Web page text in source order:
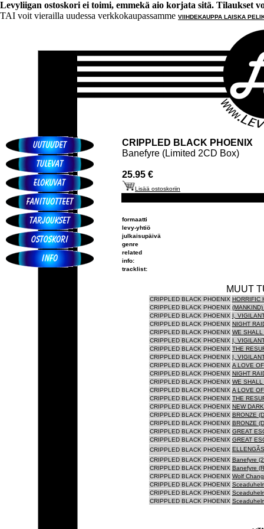
Levyliigan ostoskori ei toimi, emmekä aio korjata sitä. Tilaukset
TAI voit vierailla uudessa verkkokaupassamme VIIHDEKAUPPA LAISKA
CRIPPLED BLACK PHOENIX
Banefyre (Limited 2CD Box)
25.95 €
Lisää ostoskoriin
formaatti
levy-yhtiö
julkaisupäivä
genre
related
info:
tracklist:
MUUT
CRIPPLED BLACK PHOENIX HORRIFIC
CRIPPLED BLACK PHOENIX
CRIPPLED BLACK PHOENIX I,
CRIPPLED BLACK PHOENIX NIGHT
CRIPPLED BLACK PHOENIX WE
CRIPPLED BLACK PHOENIX I,
CRIPPLED BLACK PHOENIX THE
CRIPPLED BLACK PHOENIX I,
CRIPPLED BLACK PHOENIX A LOVE
CRIPPLED BLACK PHOENIX NIGHT
CRIPPLED BLACK PHOENIX WE SHALL
CRIPPLED BLACK PHOENIX A LOVE
CRIPPLED BLACK PHOENIX THE
CRIPPLED BLACK PHOENIX NEW
CRIPPLED BLACK PHOENIX BRONZE
CRIPPLED BLACK PHOENIX BRONZE
CRIPPLED BLACK PHOENIX GREAT
CRIPPLED BLACK PHOENIX GREAT
CRIPPLED BLACK PHOENIX
CRIPPLED BLACK PHOENIX Banefyre
CRIPPLED BLACK PHOENIX Banefyre
CRIPPLED BLACK PHOENIX Wolf
CRIPPLED BLACK PHOENIX
CRIPPLED BLACK PHOENIX
CRIPPLED BLACK PHOENIX